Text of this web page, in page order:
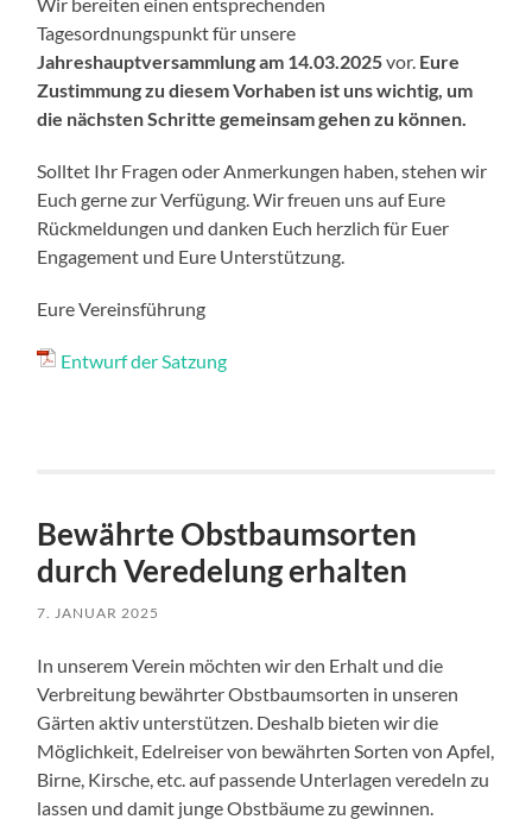
Wir bereiten einen entsprechenden
Tagesordnungspunkt für unsere
Jahreshauptversammlung am 14.03.2025vor. Eure
Zustimmung zu diesem Vorhaben ist uns wichtig, um
die nächsten Schritte gemeinsam gehen zu können.
Solltet Ihr Fragen oder Anmerkungen haben, stehen wir
Euch gerne zur Verfügung. Wir freuen uns auf Eure
Rückmeldungen und danken Euch herzlich für Euer
Engagement und Eure Unterstützung.
Eure Vereinsführung
Entwurf der Satzung
Bewährte Obstbaumsorten
durch Veredelung erhalten
7. JANUAR 2025
In unserem Verein möchten wir den Erhalt und die
Verbreitung bewährter Obstbaumsorten in unseren
Gärten aktiv unterstützen. Deshalb bieten wir die
Möglichkeit, Edelreiser von bewährten Sorten von Apfel,
Birne, Kirsche, etc. auf passende Unterlagen veredeln zu
lassen und damit junge Obstbäume zu gewinnen.